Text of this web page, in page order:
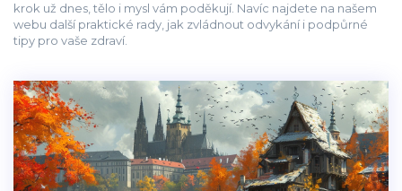
krok už dnes, tělo i mysl vám poděkují. Navíc najdete na našem
webu další praktické rady, jak zvládnout odvykání i podpůrné
tipy pro vaše zdraví.